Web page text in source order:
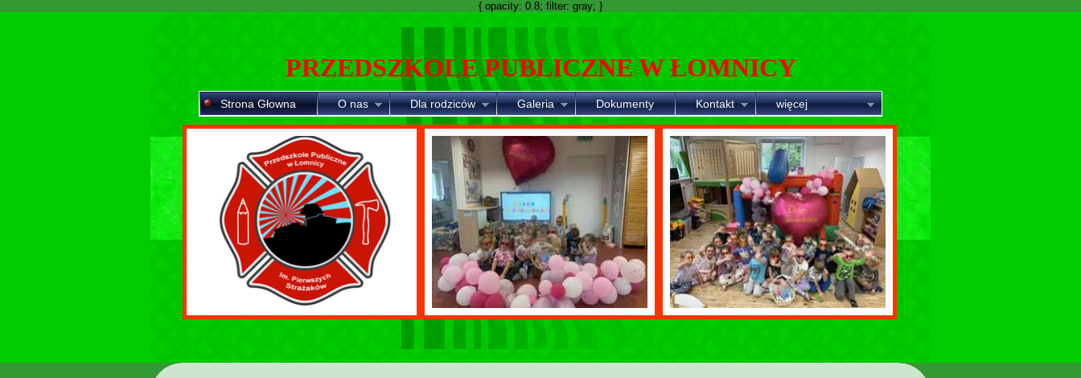
{ opacity: 0.8; filter: gray; }
PRZEDSZKOLE PUBLICZNE W ŁOMNICY
Strona Głowna O nas Dla rodziców Galeria Dokumenty Kontakt więcej